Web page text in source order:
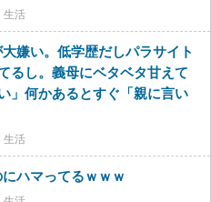
生活
嫌い。低学歴だしパラサイト
るし。義母にベタベタ甘えて
」何かあるとすぐ「親に言い
生活
ハマってるｗｗｗ